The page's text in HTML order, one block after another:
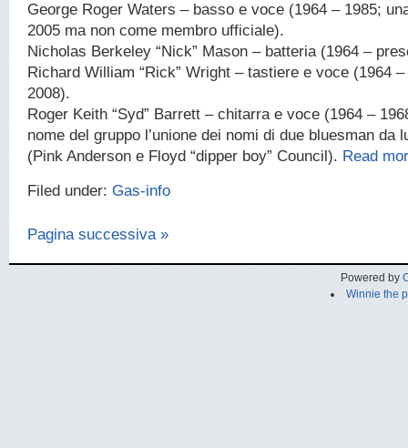
George Roger Waters – basso e voce (1964 – 1985;
2005 ma non come membro ufficiale).
Nicholas Berkeley “Nick” Mason – batteria (1964 –
Richard William “Rick” Wright – tastiere e voce (1964
2008).
Roger Keith “Syd” Barrett – chitarra e voce (1964 –
nome del gruppo l’unione dei nomi di due bluesman da
(Pink Anderson e Floyd “dipper boy” Council). Read
Filed under: Gas-info
Pagina successiva »
Powered by
Winnie the